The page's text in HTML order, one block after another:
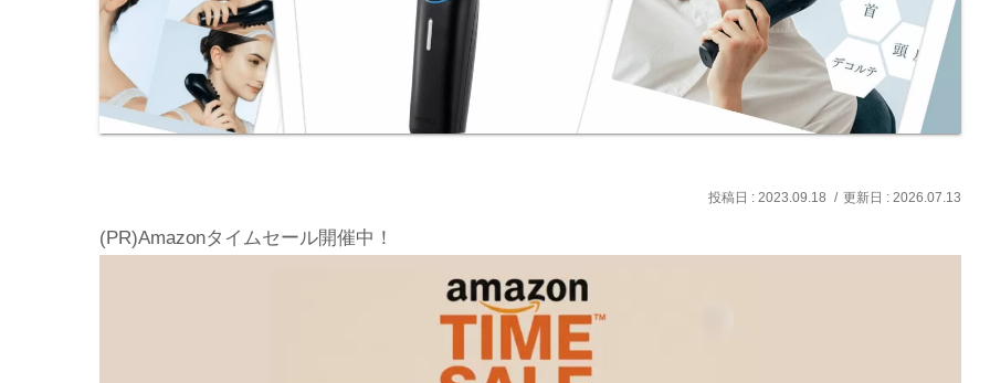
2023.09.18 2026.07.13
(PR)Amazonタイムセール開催中！